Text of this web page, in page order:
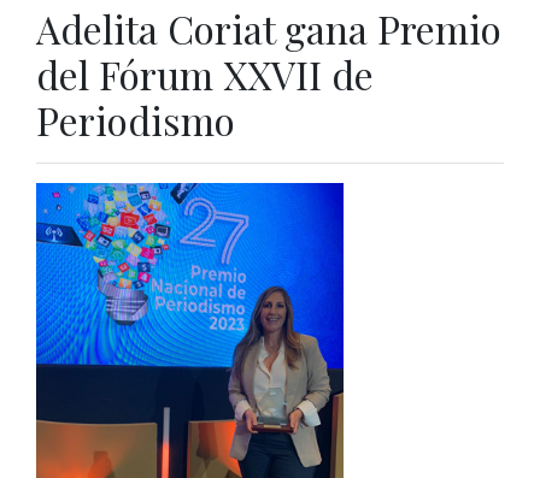
Adelita Coriat gana Premio
del Fórum XXVII de
Periodismo